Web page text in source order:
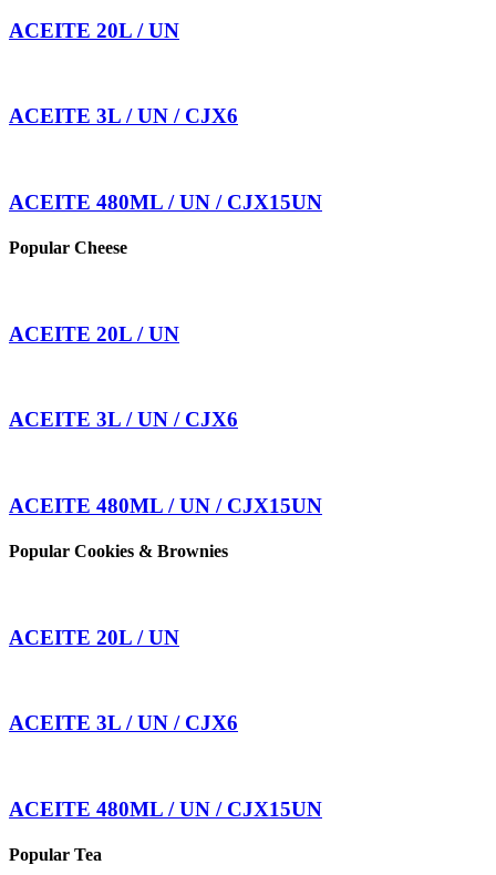
ACEITE 20L / UN
ACEITE 3L / UN / CJX6
ACEITE 480ML / UN / CJX15UN
Popular Cheese
ACEITE 20L / UN
ACEITE 3L / UN / CJX6
ACEITE 480ML / UN / CJX15UN
Popular Cookies & Brownies
ACEITE 20L / UN
ACEITE 3L / UN / CJX6
ACEITE 480ML / UN / CJX15UN
Popular Tea